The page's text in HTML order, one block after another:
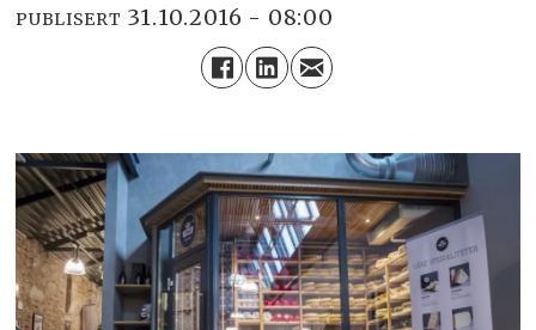
PUBLISERT 31.10.2016 - 08:00